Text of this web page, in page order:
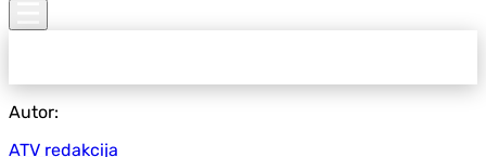
Autor:
ATV redakcija